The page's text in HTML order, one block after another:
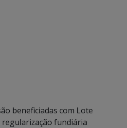
beneficiadas com Lote
fundiária